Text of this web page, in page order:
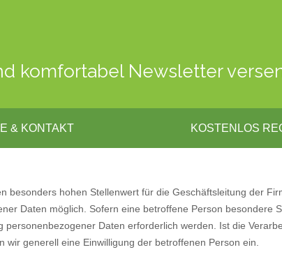
komfortabel Newsletter
& KONTAKT KOSTENLOS
hohen Stellenwert für die Geschäftsleitung der
Daten möglich. Sofern eine betroffene Person besondere
Daten erforderlich werden. Ist die
generell eine Einwilligung der betroffenen Person ein.